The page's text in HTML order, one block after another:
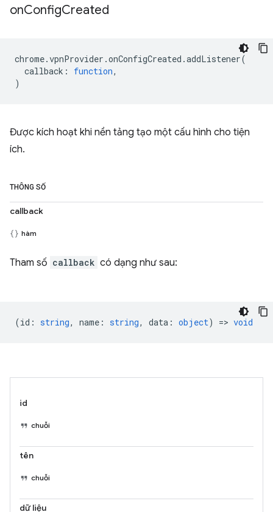
onConfigCreated
chrome.vpnProvider .onConfigCreated .addListener(
callback : function,
)
Được kích hoạt khi nền tảng tạo một cấu hình cho tiện
ích.
THÔNG SỐ
callback
hàm
Tham số callback có dạng như sau:
(id : string, name : string, data : object) => void
id
chuỗi
tên
chuỗi
dữ liệu